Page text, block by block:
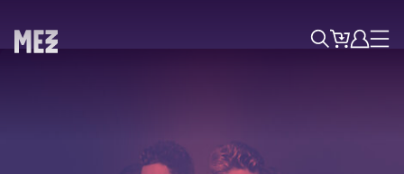
ZoekTicketsAccount
Menu